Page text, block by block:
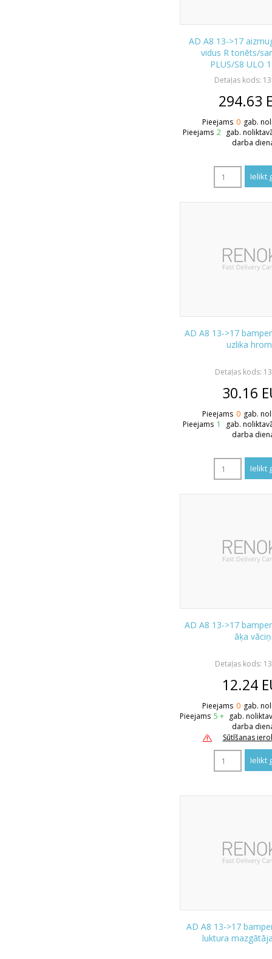
AD A8 13->17
vidus R tonēts/
PLUS/S8 ULO
Detaļas kods:
294.63
Pieejams 0 gab.
Pieejams 2 gab.
darba
AD A8 13->17
uzlika
Detaļas kods:
30.16
Pieejams 0 gab.
Pieejams 1
gab.
darba
AD A8 13->17
āķa
Detaļas kods:
12.24
Pieejams 0 gab.
Pieejams 5 + gab.
darba
Sūtīšanas
AD A8 13->17
luktura